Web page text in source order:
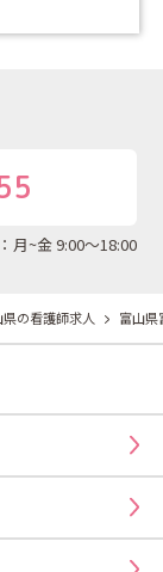
月~金 9:00～18:00
県の看護師求人 富山県